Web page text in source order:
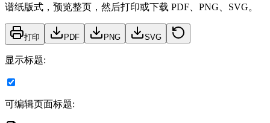
谱纸版式，预览整页，然后打印或下载 PDF、PNG、SVG。
打印 PDF PNG SVG
显示标题:
可编辑页面标题: